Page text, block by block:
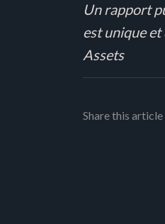
Un rapport
est unique
Assets
Share this article